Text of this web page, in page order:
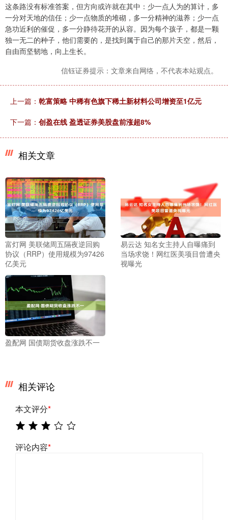
这条路没有标准答案，但方向或许就在其中：少一点人为的算计，多
一分对天地的信任；少一点物质的堆砌，多一分精神的滋养；少一点
急功近利的催促，多一分静待花开的从容。因为每个孩子，都是一颗
独一无二的种子，他们需要的，是找到属于自己的那片天空，然后，
自由而坚韧地，向上生长。
信钰证券提示：文章来自网络，不代表本站观点。
上一篇： 乾富策略 中稀有色旗下稀土新材料公司增资至1亿元
下一篇： 创盈在线 盈透证券美股盘前涨超8%
相关文章
富灯网 美联储周五隔夜逆回购
协议（RRP）使用规模为97426
亿美元
易云达 知名女主持人自曝痛到
当场求饶！网红医美项目曾遭央
视曝光
盈配网 国债期货收盘涨跌不一
相关评论
本文评分*
评论内容*